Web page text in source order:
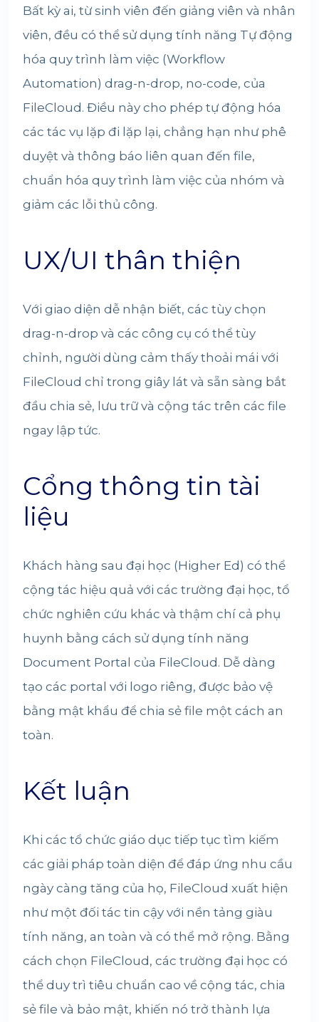
Bất kỳ ai, từ sinh viên đến giảng viên và nhân
viên, đều có thể sử dụng tính năng Tự động
hóa quy trình làm việc (Workflow
Automation) drag-n-drop, no-code, của
FileCloud. Điều này cho phép tự động hóa
các tác vụ lặp đi lặp lại, chẳng hạn như phê
duyệt và thông báo liên quan đến file,
chuẩn hóa quy trình làm việc của nhóm và
giảm các lỗi thủ công.
UX/UI thân thiện
Với giao diện dễ nhận biết, các tùy chọn
drag-n-drop và các công cụ có thể tùy
chỉnh, người dùng cảm thấy thoải mái với
FileCloud chỉ trong giây lát và sẵn sàng bắt
đầu chia sẻ, lưu trữ và cộng tác trên các file
ngay lập tức.
Cổng thông tin tài
liệu
Khách hàng sau đại học (Higher Ed) có thể
cộng tác hiệu quả với các trường đại học, tổ
chức nghiên cứu khác và thậm chí cả phụ
huynh bằng cách sử dụng tính năng
Document Portal của FileCloud. Dễ dàng
tạo các portal với logo riêng, được bảo vệ
bằng mật khẩu để chia sẻ file một cách an
toàn.
Kết luận
Khi các tổ chức giáo dục tiếp tục tìm kiếm
các giải pháp toàn diện để đáp ứng nhu cầu
ngày càng tăng của họ, FileCloud xuất hiện
như một đối tác tin cậy với nền tảng giàu
tính năng, an toàn và có thể mở rộng. Bằng
cách chọn FileCloud, các trường đại học có
thể duy trì tiêu chuẩn cao về cộng tác, chia
sẻ file và bảo mật, khiến nó trở thành lựa